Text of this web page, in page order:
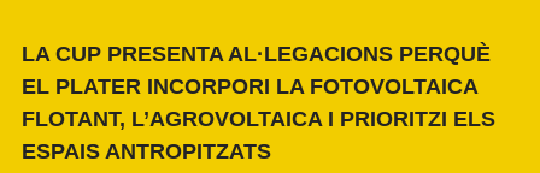
LA CUP PRESENTA AL·LEGACIONS PERQUÈ
EL PLATER INCORPORI LA FOTOVOLTAICA
FLOTANT, L’AGROVOLTAICA I PRIORITZI ELS
ESPAIS ANTROPITZATS